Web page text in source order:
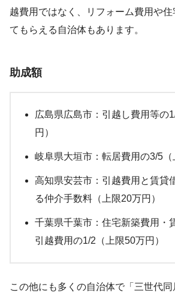
越費用ではなく、リフォーム費用や
てもらえる自治体もあります。
助成額
広島県広島市：引越し費用等の
円）
岐阜県大垣市：転居費用の3/5（
高知県安芸市：引越費用と賃貸
る仲介手数料（上限20万円）
千葉県千葉市：住宅新築費用・
引越費用の1/2（上限50万円）
この他にも多くの自治体で「三世代同